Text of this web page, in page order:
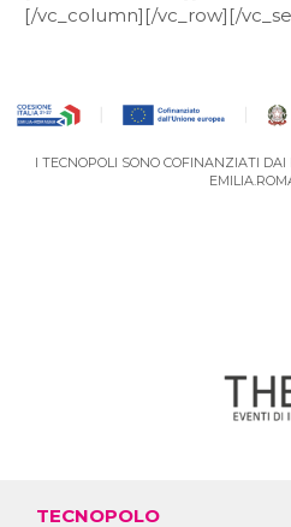
[/vc_column][/vc_row][/
I TECNOPOLI SONO COFINANZIATI
TECNOPOLO